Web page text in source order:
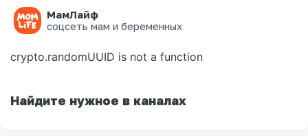
МамЛайф
соцсеть мам и беременных
Ошибка на странице
crypto.randomUUID is not a function
Найдите нужное в каналах